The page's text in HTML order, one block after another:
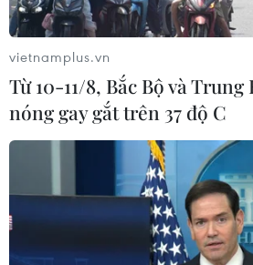
vietnamplus.vn
Từ 10-11/8, Bắc Bộ và
nóng gay gắt trên 37 độ C